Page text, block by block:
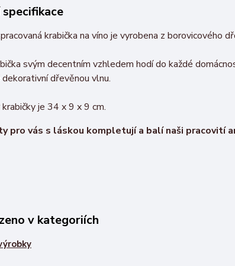
krabička na víno je vyrobena z borovicového
svým decentním vzhledem hodí do každé
dřevěnou vlnu.
je 34 x 9 x 9 cm.
pro vás s láskou kompletují a balí naši pracovití
v kategoriích